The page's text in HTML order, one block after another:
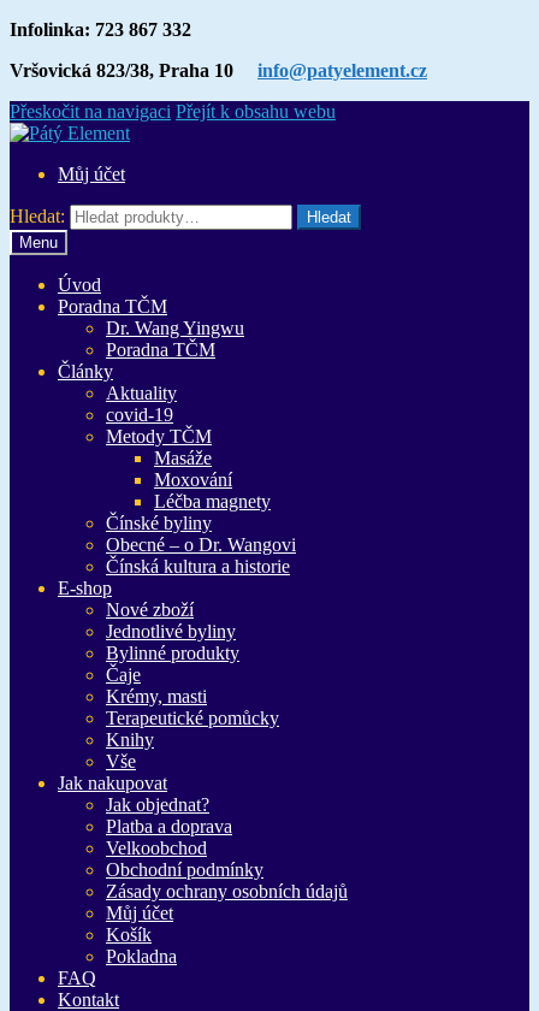
Infolinka: 723 867 332
Vršovická 823/38, Praha 10 info@patyelement.cz
Přeskočit na navigaci Přejít k obsahu webu
Můj účet
Hledat:
Hledat
Menu
Úvod
Poradna TČM
Dr. Wang Yingwu
Poradna TČM
Články
Aktuality
covid-19
Metody TČM
Masáže
Moxování
Léčba magnety
Čínské byliny
Obecné – o Dr. Wangovi
Čínská kultura a historie
E-shop
Nové zboží
Jednotlivé byliny
Bylinné produkty
Čaje
Krémy, masti
Terapeutické pomůcky
Knihy
Vše
Jak nakupovat
Jak objednat?
Platba a doprava
Velkoobchod
Obchodní podmínky
Zásady ochrany osobních údajů
Můj účet
Košík
Pokladna
FAQ
Kontakt